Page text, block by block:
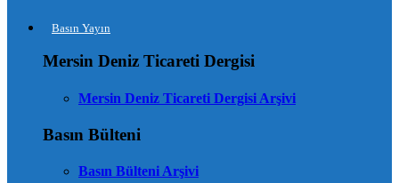
Basın Yayın
Mersin Deniz Ticareti Dergisi
Mersin Deniz Ticareti Dergisi Arşivi
Basın Bülteni
Basın Bülteni Arşivi